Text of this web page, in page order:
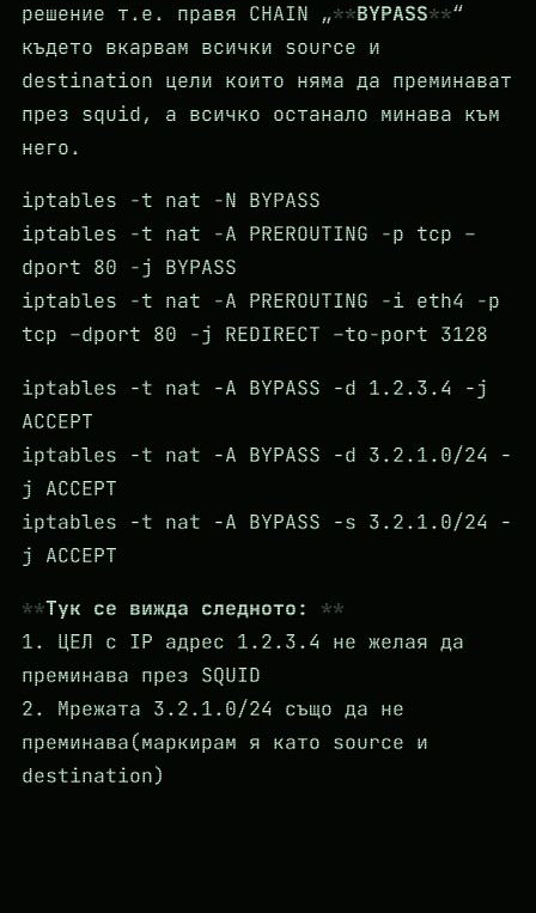
решение т.е. правя CHAIN „
BYPASS
“
където вкарвам всички source и
destination цели които няма да преминават
през squid, а всичко останало минава към
него.
iptables -t nat -N BYPASS
iptables -t nat -A PREROUTING -p tcp –
dport 80 -j BYPASS
iptables -t nat -A PREROUTING -i eth4 -p
tcp –dport 80 -j REDIRECT –to-port 3128
iptables -t nat -A BYPASS -d 1.2.3.4 -j
ACCEPT
iptables -t nat -A BYPASS -d 3.2.1.0/24 -
j ACCEPT
iptables -t nat -A BYPASS -s 3.2.1.0/24 -
j ACCEPT
Тук се вижда следното:
1. ЦЕЛ с IP адрес 1.2.3.4 не желая да
преминава през SQUID
2. Мрежата 3.2.1.0/24 също да не
преминава(маркирам я като source и
destination)